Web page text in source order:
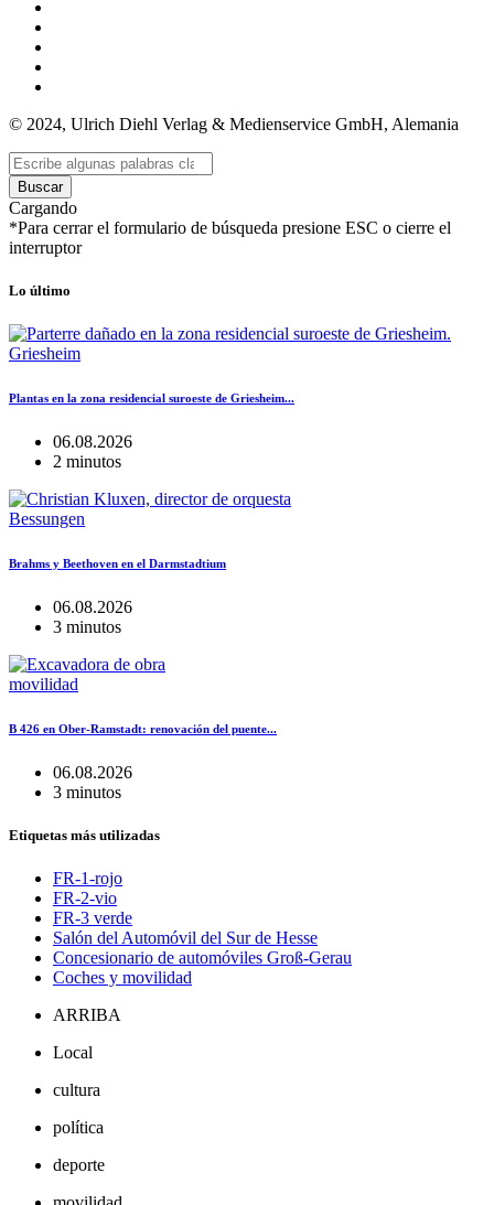
© 2024, Ulrich Diehl Verlag & Medienservice GmbH, Alemania
Buscar
Cargando
*Para cerrar el formulario de búsqueda presione ESC o cierre el
interruptor
Lo último
Griesheim
Plantas en la zona residencial suroeste de Griesheim...
06.08.2026
2 minutos
Bessungen
Brahms y Beethoven en el Darmstadtium
06.08.2026
3 minutos
movilidad
B 426 en Ober-Ramstadt: renovación del puente...
06.08.2026
3 minutos
Etiquetas más utilizadas
FR-1-rojo
FR-2-vio
FR-3 verde
Salón del Automóvil del Sur de Hesse
Concesionario de automóviles Groß-Gerau
Coches y movilidad
ARRIBA
Local
cultura
política
deporte